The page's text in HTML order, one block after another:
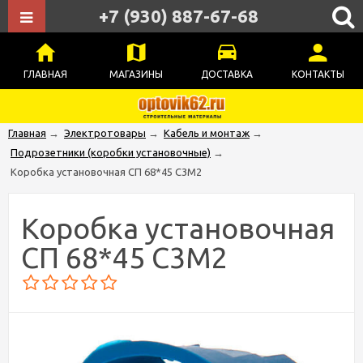
ГЛАВНАЯ МАГАЗИНЫ ДОСТАВКА КОНТАКТЫ
+7 (930) 887-67-68
Главная → Электротовары → Кабель и монтаж →
Подрозетники (коробки установочные) →
Коробка установочная СП 68*45 С3М2
Коробка установочная
СП 68*45 С3М2